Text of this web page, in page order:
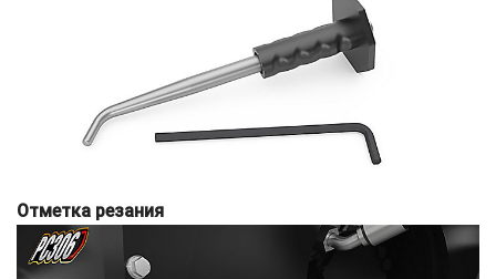
Отметка резания